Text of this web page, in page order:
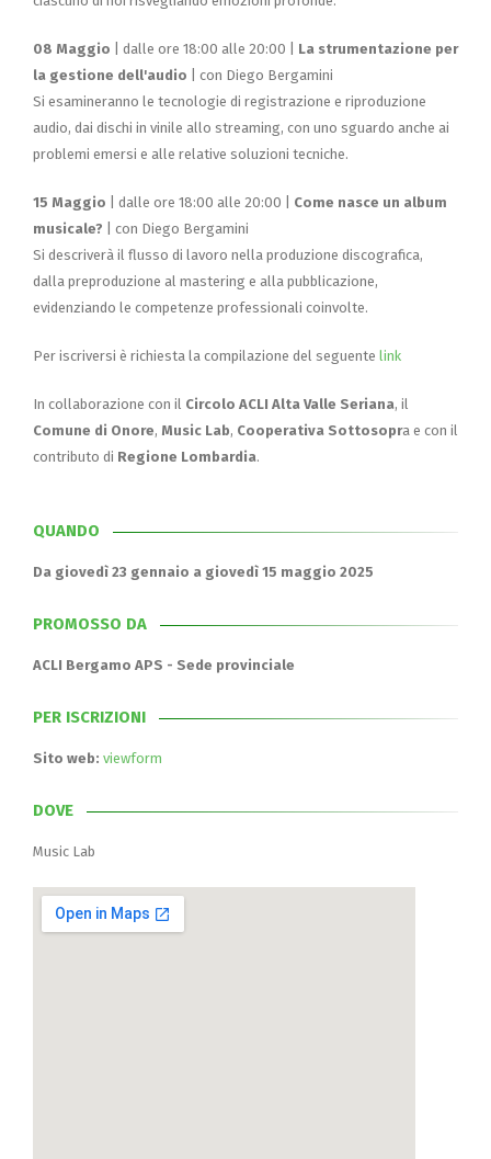
08 Maggio | dalle ore 18:00 alle 20:00 | La strumentazione per
la gestione dell'audio | con Diego Bergamini
Si esamineranno le tecnologie di registrazione e riproduzione
audio, dai dischi in vinile allo streaming, con uno sguardo anche ai
problemi emersi e alle relative soluzioni tecniche.
15 Maggio | dalle ore 18:00 alle 20:00 | Come nasce un album
musicale? | con Diego Bergamini
Si descriverà il flusso di lavoro nella produzione discografica,
dalla preproduzione al mastering e alla pubblicazione,
evidenziando le competenze professionali coinvolte.
Per iscriversi è richiesta la compilazione del seguente link
In collaborazione con il Circolo ACLI Alta Valle Seriana, il
Comune di Onore, Music Lab, Cooperativa Sottosopra e con il
contributo di Regione Lombardia.
QUANDO
Da giovedì 23 gennaio a giovedì 15 maggio 2025
PROMOSSO DA
ACLI Bergamo APS - Sede provinciale
PER ISCRIZIONI
Sito web: viewform
DOVE
Music Lab